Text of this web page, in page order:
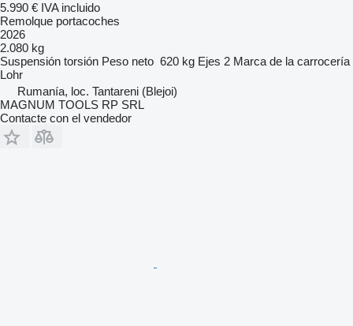
5.990 € IVA incluido
Remolque portacoches
2026
2.080 kg
Suspensión torsión Peso neto 620 kg Ejes 2 Marca de la carrocería
Lohr
Rumanía, loc. Tantareni (Blejoi)
MAGNUM TOOLS RP SRL
Contacte con el vendedor